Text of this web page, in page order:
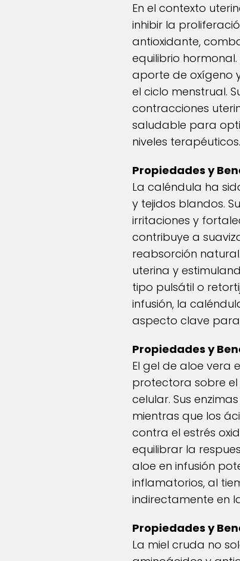
En el contexto
inhibir la
antioxidante,
equilibrio
aporte de oxígeno
el ciclo menstrual.
contracciones
saludable para
niveles terapéuticos.
Propiedades y
La caléndula ha
y tejidos blandos.
irritaciones y
contribuye a
reabsorción
uterina y
tipo pulsátil o
infusión, la
aspecto clave para
Propiedades y
El gel de aloe vera
protectora sobre el
celular. Sus
mientras que los
contra el estrés
equilibrar la
aloe en infusión
inflamatorios, al
indirectamente en
Propiedades y
La miel cruda no